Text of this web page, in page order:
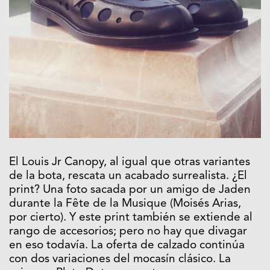
El Louis Jr Canopy, al igual que otras variantes
de la bota, rescata un acabado surrealista. ¿El
print? Una foto sacada por un amigo de Jaden
durante la Fête de la Musique (Moisés Arias,
por cierto). Y este print también se extiende al
rango de accesorios; pero no hay que divagar
en eso todavía. La oferta de calzado continúa
con dos variaciones del mocasín clásico. La